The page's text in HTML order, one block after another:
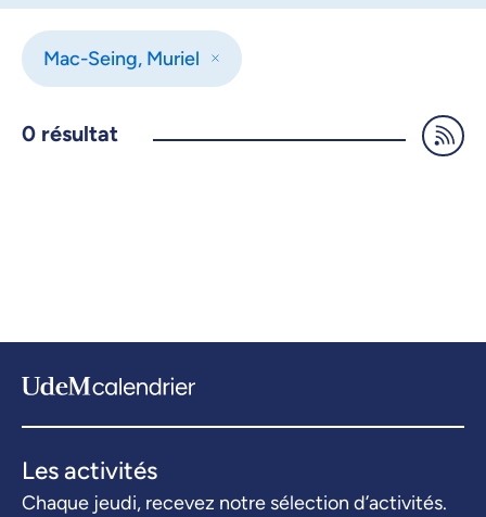
Mac-Seing, Muriel
0 résultat
Les activités
Chaque jeudi, recevez notre sélection d’activités.